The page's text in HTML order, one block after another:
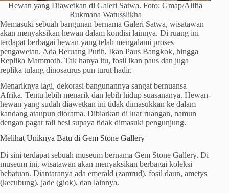
Hewan yang Diawetkan di Galeri Satwa. Foto: Gmap/Alifia
Rukmana Watusslikha
Memasuki sebuah bangunan bernama Galeri Satwa, wisatawan
akan menyaksikan hewan dalam kondisi lainnya. Di ruang ini
terdapat berbagai hewan yang telah mengalami proses
pengawetan. Ada Beruang Putih, Ikan Paus Bangkok, hingga
Replika Mammoth. Tak hanya itu, fosil ikan paus dan juga
replika tulang dinosaurus pun turut hadir.
Menariknya lagi, dekorasi bangunannya sangat bernuansa
Afrika. Tentu lebih menarik dan lebih hidup suasananya. Hewan-
hewan yang sudah diawetkan ini tidak dimasukkan ke dalam
kandang ataupun diorama. Dibiarkan di luar ruangan, namun
dengan pagar tali besi supaya tidak dimasuki pengunjung.
Melihat Uniknya Batu di Gem Stone Gallery
Di sini terdapat sebuah museum bernama Gem Stone Gallery. Di
museum ini, wisatawan akan menyaksikan berbagai koleksi
bebatuan. Diantaranya ada emerald (zamrud), fosil daun, ametys
(kecubung), jade (giok), dan lainnya.